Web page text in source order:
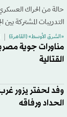
حالة من الحراك العسكري
التدريبات المشتركة
«الشرق الأوسط» (القاهرة)
مناورات جوية
القتالية
وفد لحفتر يزور
الحداد ورفاقه